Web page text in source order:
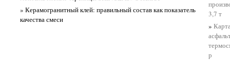
» Керамогранитный клей: правильный состав как показатель
качества смеси
3,7 т
»
р